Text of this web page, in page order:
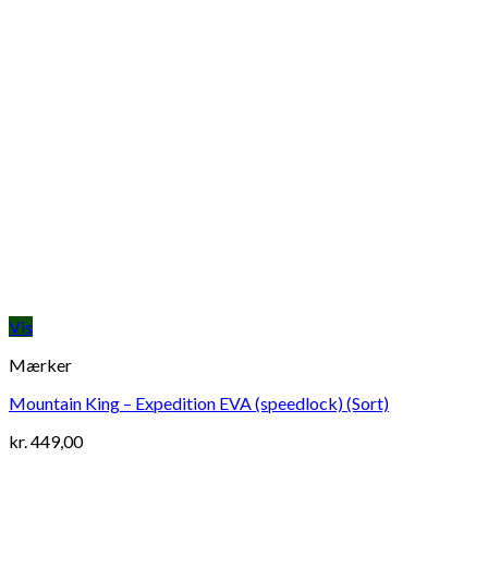
Vis
Mærker
Mountain King – Expedition EVA (speedlock) (Sort)
kr.449,00